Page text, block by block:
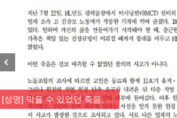
[성명] 막을 수 있었던 죽음, …